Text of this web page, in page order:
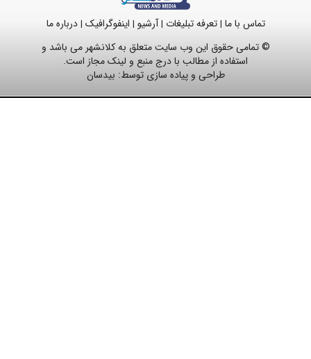
تماس با ما |تعرفه تبلیغات |آرشیو | اینفوگرافیک |درباره ما
© تمامی حقوق این وب سایت متعلق به کلانشهر می باشد و
استفاده از مطالب با درج منبع و لینک مجاز است.
طراحی و پیاده سازی توسط: بیدسان